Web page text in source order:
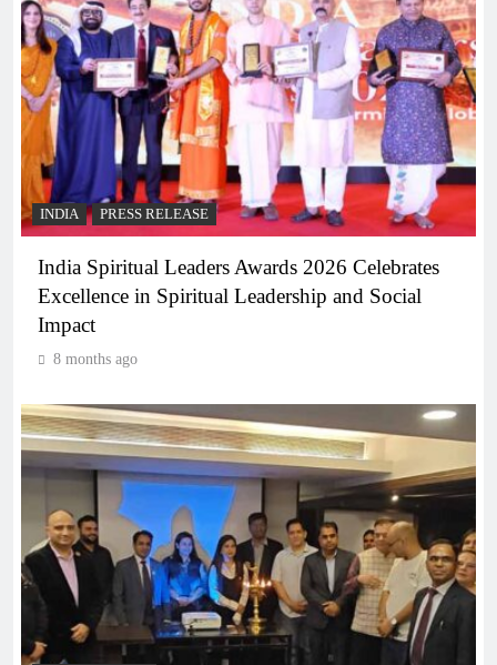
INDIA PRESS RELEASE
India Spiritual Leaders Awards 2026 Celebrates
Excellence in Spiritual Leadership and Social
Impact
8 months ago